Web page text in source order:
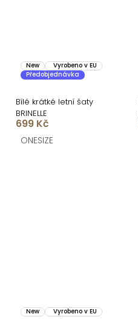
New
Vyrobeno v EU
Předobjednávka
Bílé krátké letní šaty
BRINELLE
699 Kč
ONESIZE
New Vyrobeno v EU